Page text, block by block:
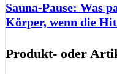
Sauna-Pause: Was
Körper, wenn die
Produkt- oder